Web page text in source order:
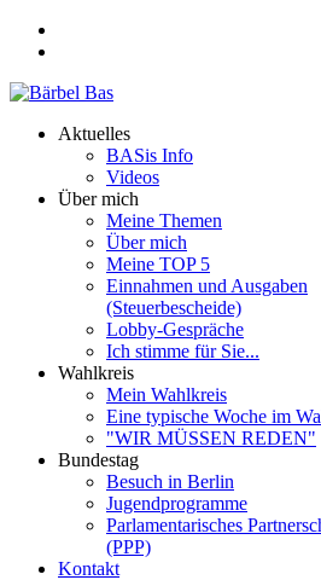
Aktuelles
BASis Info
Videos
Über mich
Meine Themen
Über mich
Meine TOP 5
Einnahmen und Ausgaben
(Steuerbescheide)
Lobby-Gespräche
Ich stimme für Sie...
Wahlkreis
Mein Wahlkreis
Eine typische Woche im
"WIR MÜSSEN REDEN"
Bundestag
Besuch in Berlin
Jugendprogramme
Parlamentarisches
(PPP)
Kontakt